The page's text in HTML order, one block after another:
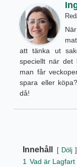
att tänka ut
speciellt när det
man får
spara eller
då!
Innehåll Dölj
1 Vad är